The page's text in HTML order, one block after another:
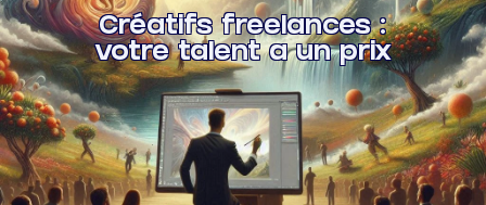
Créatifs freelances :
votre talent a un prix